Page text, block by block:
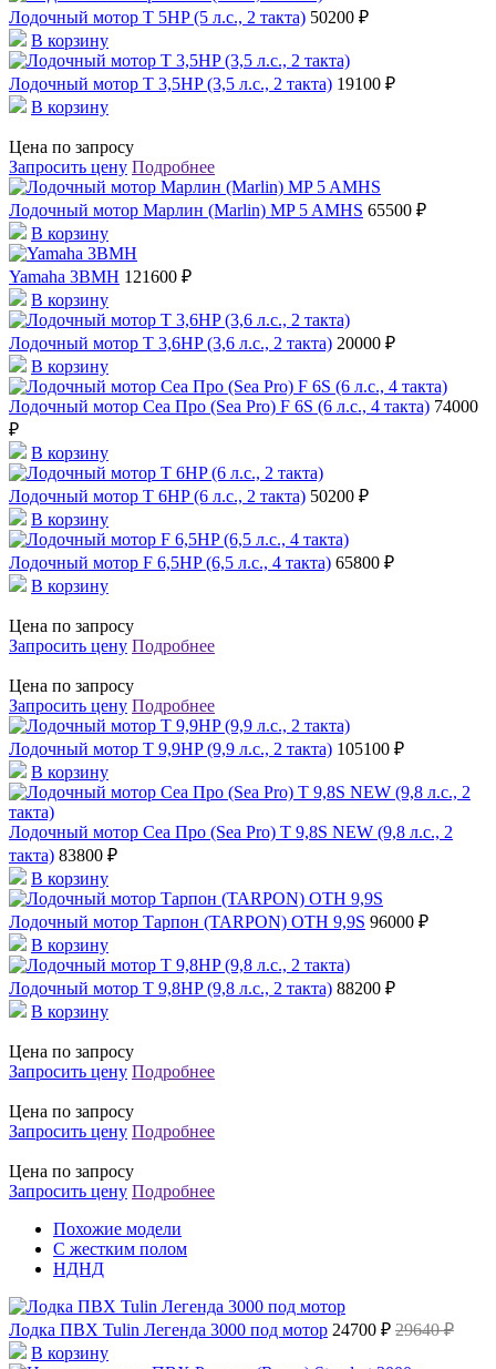
Лодочный мотор T 5HP (5 л.с., 2 такта) 50200 ₽
В корзину
Лодочный мотор T 3,5HP (3,5 л.с., 2 такта) 19100 ₽
В корзину
Цена по запросу
Запросить цену Подробнее
Лодочный мотор Марлин (Marlin) MP 5 AMHS 65500 ₽
В корзину
Yamaha 3BMH 121600 ₽
В корзину
Лодочный мотор T 3,6HP (3,6 л.с., 2 такта) 20000 ₽
В корзину
Лодочный мотор Сеа Про (Sea Pro) F 6S (6 л.с., 4 такта) 74000
₽
В корзину
Лодочный мотор T 6HP (6 л.с., 2 такта) 50200 ₽
В корзину
Лодочный мотор F 6,5HP (6,5 л.с., 4 такта) 65800 ₽
В корзину
Цена по запросу
Запросить цену Подробнее
Цена по запросу
Запросить цену Подробнее
Лодочный мотор T 9,9HP (9,9 л.с., 2 такта) 105100 ₽
В корзину
Лодочный мотор Сеа Про (Sea Pro) Т 9,8S NEW (9,8 л.с., 2
такта) 83800 ₽
В корзину
Лодочный мотор Тарпон (TARPON) OTH 9,9S 96000 ₽
В корзину
Лодочный мотор T 9,8HP (9,8 л.с., 2 такта) 88200 ₽
В корзину
Цена по запросу
Запросить цену Подробнее
Цена по запросу
Запросить цену Подробнее
Цена по запросу
Запросить цену Подробнее
Похожие модели
С жестким полом
НДНД
Лодка ПВХ Tulin Легенда 3000 под мотор 24700 ₽ 29640 ₽
В корзину